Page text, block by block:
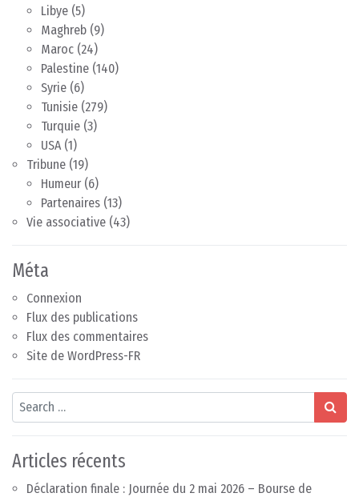
Libye (5)
Maghreb (9)
Maroc (24)
Palestine (140)
Syrie (6)
Tunisie (279)
Turquie (3)
USA(1)
Tribune (19)
Humeur (6)
Partenaires (13)
Vie associative (43)
Méta
Connexion
Flux des publications
Flux des commentaires
Site de WordPress-FR
Search
Articles récents
Déclaration finale : Journée du 2 mai 2026 – Bourse de